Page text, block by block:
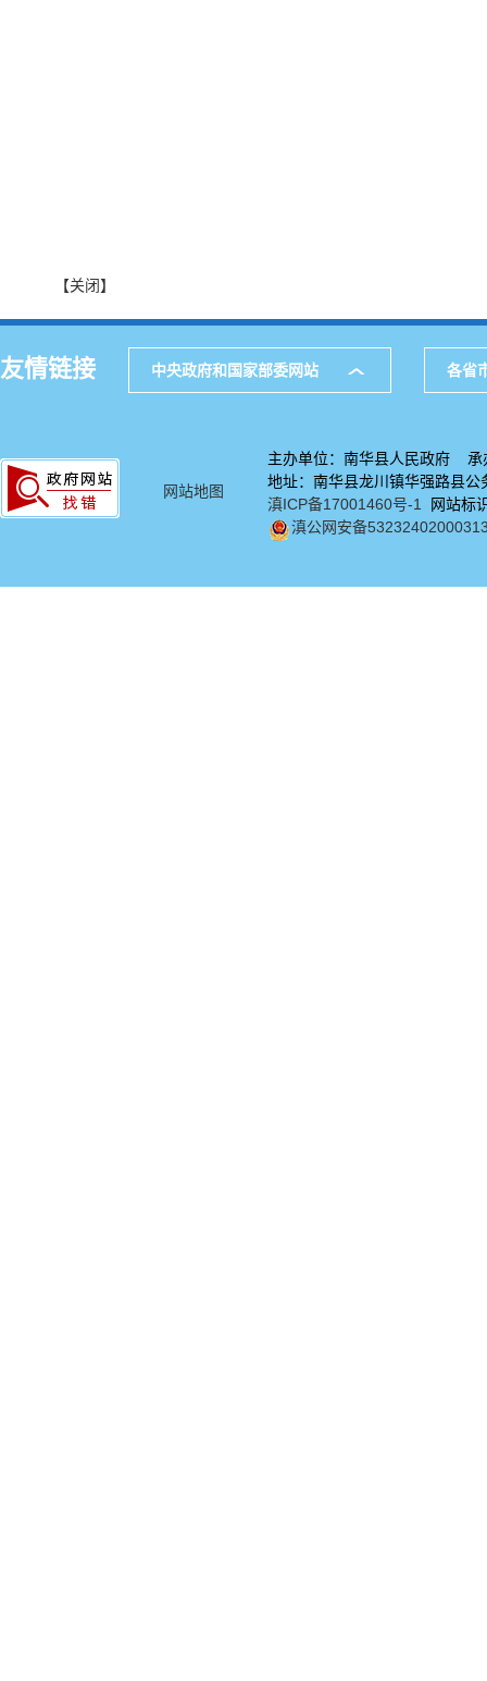
【关闭】
友情链接 中央政府和国家部委网站 各省
网站地图
主办单位：南华县人民政府 承
地址：南华县龙川镇华强路
滇ICP备17001460号-1
网站标
滇公网安备